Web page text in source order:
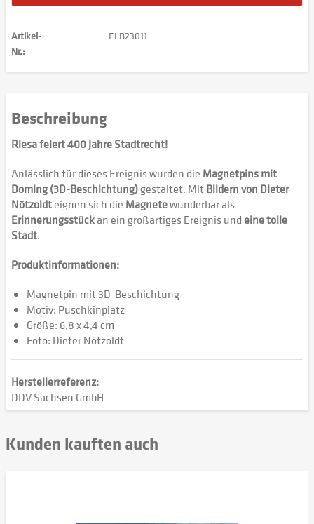
Artikel-
Nr.:
ELB23011
Beschreibung
Riesa feiert 400 Jahre Stadtrecht!
Anlässlich für dieses Ereignis wurden die Magnetpins mit
Doming (3D-Beschichtung)gestaltet. MitBildern von Dieter
Nötzoldteignen sich die Magnetewunderbar als
Erinnerungsstückan ein großartiges Ereignis und eine tolle
Stadt.
Produktinformationen:
Magnetpin mit 3D-Beschichtung
Motiv: Puschkinplatz
Größe: 6,8 x 4,4 cm
Foto: Dieter Nötzoldt
Herstellerreferenz:
DDV Sachsen GmbH
Kunden kauften auch